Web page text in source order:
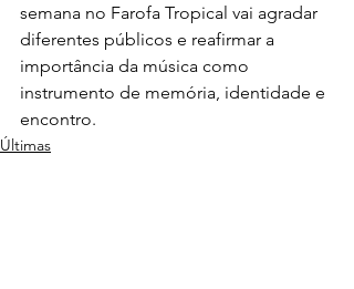
semana no Farofa Tropical vai agradar
diferentes públicos e reafirmar a
importância da música como
instrumento de memória, identidade e
encontro.
Últimas